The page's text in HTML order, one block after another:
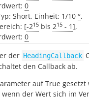
0
Short, Einheit: 1/10 °,
[-215 bis 215 - 1],
0
der HeadingCallback
den Callback ab.
auf True gesetzt
der Wert sich im